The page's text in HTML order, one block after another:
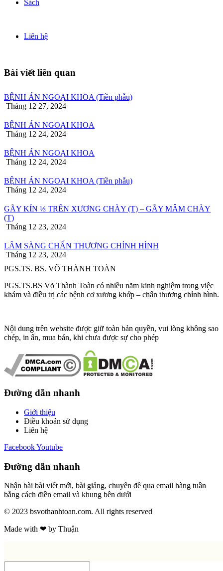
Sách
Liên hệ
Bài viết liên quan
BỆNH ÁN NGOẠI KHOA (Tiền phẫu)
Tháng 12 27, 2024
BỆNH ÁN NGOẠI KHOA
Tháng 12 24, 2024
BỆNH ÁN NGOẠI KHOA
Tháng 12 24, 2024
BỆNH ÁN NGOẠI KHOA (Tiền phẫu)
Tháng 12 24, 2024
GÃY KÍN ⅓ TRÊN XƯƠNG CHÀY (T) – GÃY MÂM CHÀY
(T)
Tháng 12 23, 2024
LÂM SÀNG CHẤN THƯƠNG CHỈNH HÌNH
Tháng 12 23, 2024
PGS.TS. BS. VÕ THÀNH TOÀN
PGS.TS.BS Võ Thành Toàn có nhiều năm kinh nghiệm trong việc
khám và điều trị các bệnh cơ xương khớp – chấn thương chỉnh hình.
Nội dung trên website được giữ toàn bản quyền, vui lòng không sao
chép, in ấn, mua bán, khi chưa được sự cho phép
Đường dẫn nhanh
Giới thiệu
Điều khoản sử dụng
Liên hệ
FacebookYoutube
Đường dẫn nhanh
Nhận bài bài viết mới, bài giảng, chuyên đề qua email hàng tuần
bằng cách điền email và khung bên dưới
© 2023 bsvothanhtoan.com. All rights reserved
Made with ❤ by Thuận